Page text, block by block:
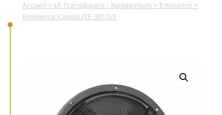
Accueil > LF Transducers - Neodymium > Eminence >
Eminence KappaLITE 3012LF